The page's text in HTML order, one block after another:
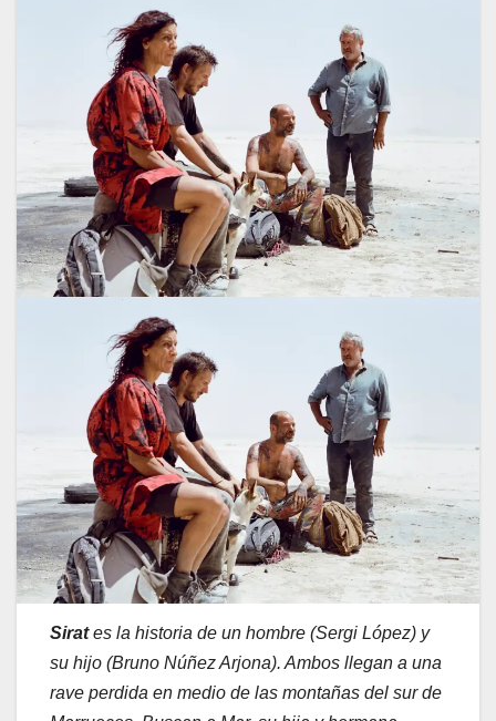
Sirates la historia de un hombre (Sergi López) y
su hijo (Bruno Núñez Arjona). Ambos llegan a una
rave perdida en medio de las montañas del sur de